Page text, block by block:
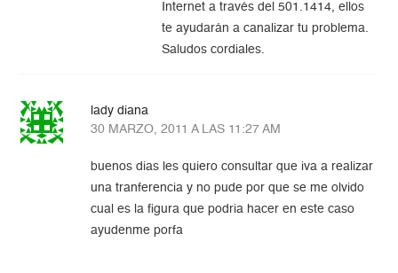
Internet a través del 501.1414, ellos
te ayudarán a canalizar tu problema.
Saludos cordiales.
lady diana
30 MARZO, 2011 A LAS 11:27 AM
buenos dias les quiero consultar que iva a realizar
una tranferencia y no pude por que se me olvido
cual es la figura que podria hacer en este caso
ayudenme porfa